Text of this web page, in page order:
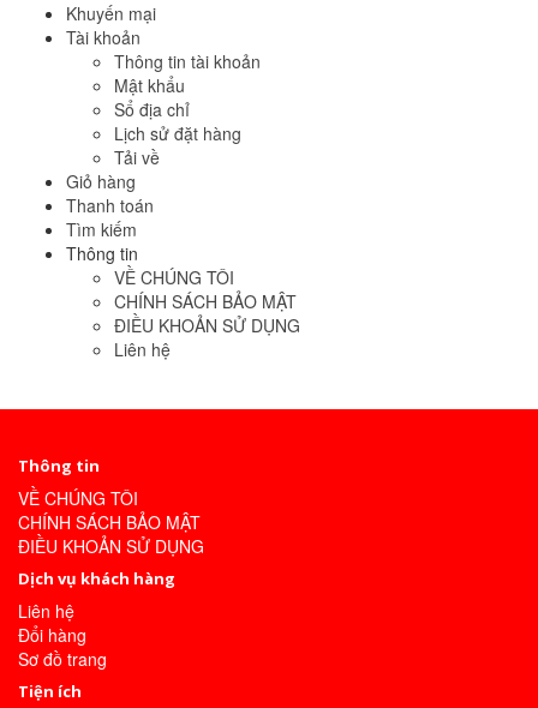
Khuyến mại
Tài khoản
Thông tin tài khoản
Mật khẩu
Sổ địa chỉ
Lịch sử đặt hàng
Tải về
Giỏ hàng
Thanh toán
Tìm kiếm
Thông tin
VỀ CHÚNG TÔI
CHÍNH SÁCH BẢO MẬT
ĐIỀU KHOẢN SỬ DỤNG
Liên hệ
Thông tin
VỀ CHÚNG TÔI
CHÍNH SÁCH BẢO MẬT
ĐIỀU KHOẢN SỬ DỤNG
Dịch vụ khách hàng
Liên hệ
Đổi hàng
Sơ đồ trang
Tiện ích